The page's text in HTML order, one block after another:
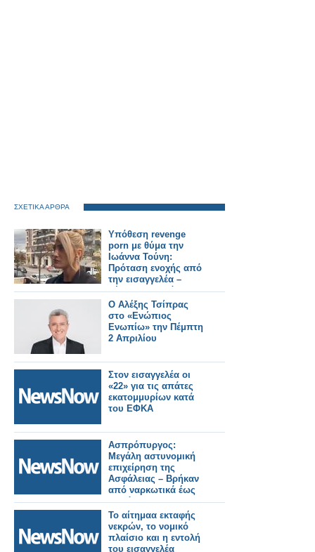
ΣΧΕΤΙΚΑ ΑΡΘΡΑ
Υπόθεση revenge
porn με θύμα την
Ιωάννα Τούνη:
Πρόταση ενοχής από
την εισαγγελέα –
Ξέσπασε σε δάκρυα
στο δικαστήριο
O Αλέξης Τσίπρας
στο «Ενώπιος
Ενωπίω» την Πέμπτη
2 Απριλίου
Στον εισαγγελέα οι
«22» για τις απάτες
εκατομμυρίων κατά
του ΕΦΚΑ
Ασπρόπυργος:
Μεγάλη αστυνομική
επιχείρηση της
Ασφάλειας – Βρήκαν
από ναρκωτικά έως
υλικό του ΟΣΕ
Το αίτημαα εκταφής
νεκρών, το νομικό
πλαίσιο και η εντολή
του εισαγγελέα